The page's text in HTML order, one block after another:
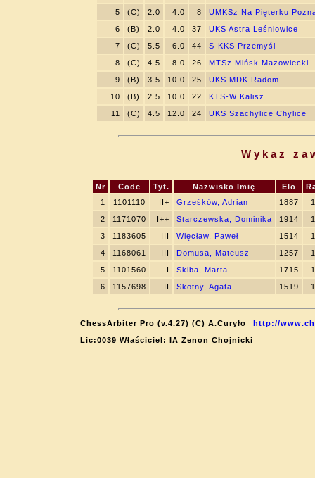
5
(C) 2.0 4.0 8
UMKSz Na Pięterku
6
(B) 2.0 4.0 37
UKS Astra Leśniowice
7
(C) 5.5 6.0 44
S-KKS Przemyśl
8
(C) 4.5 8.0 26
MTSz Mińsk Mazowiecki
9
(B) 3.5 10.0 25
UKS MDK Radom
10
(B) 2.5 10.0 22
KTS-W Kalisz
11
(C) 4.5 12.0 24 UKS Szachylice Chylice
Wykaz
Nr Code Tyt. Nazwisko Imię Elo
1
1101110 II+ Grześków, Adrian 1887
2
1171070 I++ Starczewska, Dominika 1914
3
1183605 III Więcław, Paweł 1514
4
1168061 III Domusa, Mateusz 1257
5
1101560 I Skiba, Marta 1715
6
1157698 II Skotny, Agata 1519
ChessArbiter Pro (v.4.27) (C) A.Curyło
http://
Lic:0039 Właściciel: IA Zenon Chojnicki